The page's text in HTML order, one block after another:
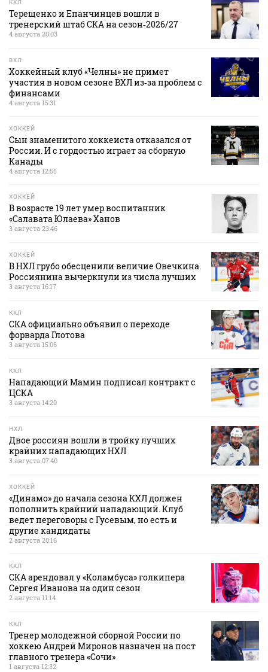
КХЛ
Терещенко и Епанчинцев вошли в
тренерский штаб СКА на сезон‑2026/27
4 августа 20:03
ВХЛ
Хоккейный клуб «Челны» не примет
участия в новом сезоне ВХЛ из‑за проблем с
финансами
4 августа 15:31
ХОККЕЙ
Сын знаменитого хоккеиста отказался от
России. И с гордостью играет за сборную
Канады
4 августа 12:55
ХОККЕЙ
В возрасте 19 лет умер воспитанник
«Салавата Юлаева» Ханов
3 августа 23:46
ХОККЕЙ
В НХЛ грубо обесценили величие Овечкина.
Россиянина вычеркнули из числа лучших
3 августа 16:17
КХЛ
СКА официально объявил о переходе
форварда Глотова
3 августа 15:06
КХЛ
Нападающий Мамин подписал контракт с
ЦСКА
3 августа 14:20
НХЛ
Двое россиян вошли в тройку лучших
крайних нападающих НХЛ
3 августа 07:40
ХОККЕЙ
«Динамо» до начала сезона КХЛ должен
пополнить крайний нападающий. Клуб
ведет переговоры с Гусевым, но есть и
другие кандидаты
2 августа 20:16
КХЛ
СКА арендовал у «Коламбуса» голкипера
Сергея Иванова на один сезон
2 августа 11:14
КХЛ
Тренер молодежной сборной России по
хоккею Андрей Миронов назначен на пост
главного тренера «Сочи»
1 августа 12:32